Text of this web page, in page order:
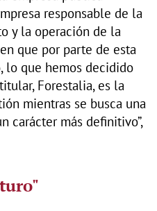
responsable de la
y la operación de la
que por parte de esta
lo que hemos decidido
Forestalia, es la
mientras se busca una
carácter más definitivo”,